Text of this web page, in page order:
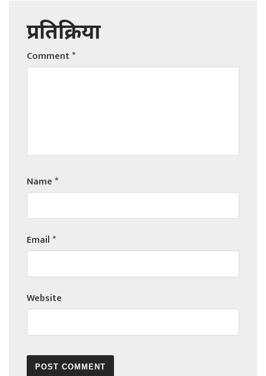
प्रतिक्रिया
Comment*
Name*
Email*
Website